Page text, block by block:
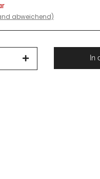
abweichend)
In